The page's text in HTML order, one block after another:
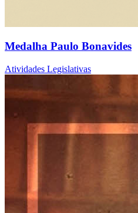
Medalha Paulo Bonavides
Atividades Legislativas